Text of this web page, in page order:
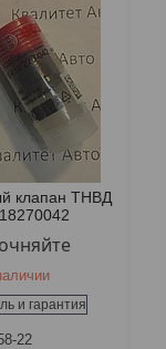
клапан ТНВД
и гарантия
22